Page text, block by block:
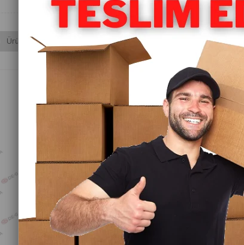
Ürün Adına Göre (A>Z) Ürün Adına Göre (Z<A) Stoktakiler 26 Ürün
Yeni